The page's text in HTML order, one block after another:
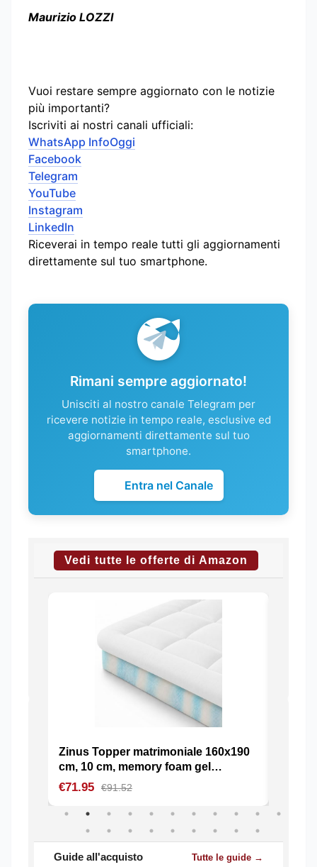
Maurizio LOZZI
Vuoi restare sempre aggiornato con le notizie
più importanti?
Iscriviti ai nostri canali ufficiali:
WhatsApp InfoOggi
Facebook
Telegram
YouTube
Instagram
LinkedIn
Riceverai in tempo reale tutti gli aggiornamenti
direttamente sul tuo smartphone.
Rimani sempre aggiornato!
Unisciti al nostro canale Telegram per
ricevere notizie in tempo reale, esclusive ed
aggiornamenti direttamente sul tuo
smartphone.
Entra nel Canale